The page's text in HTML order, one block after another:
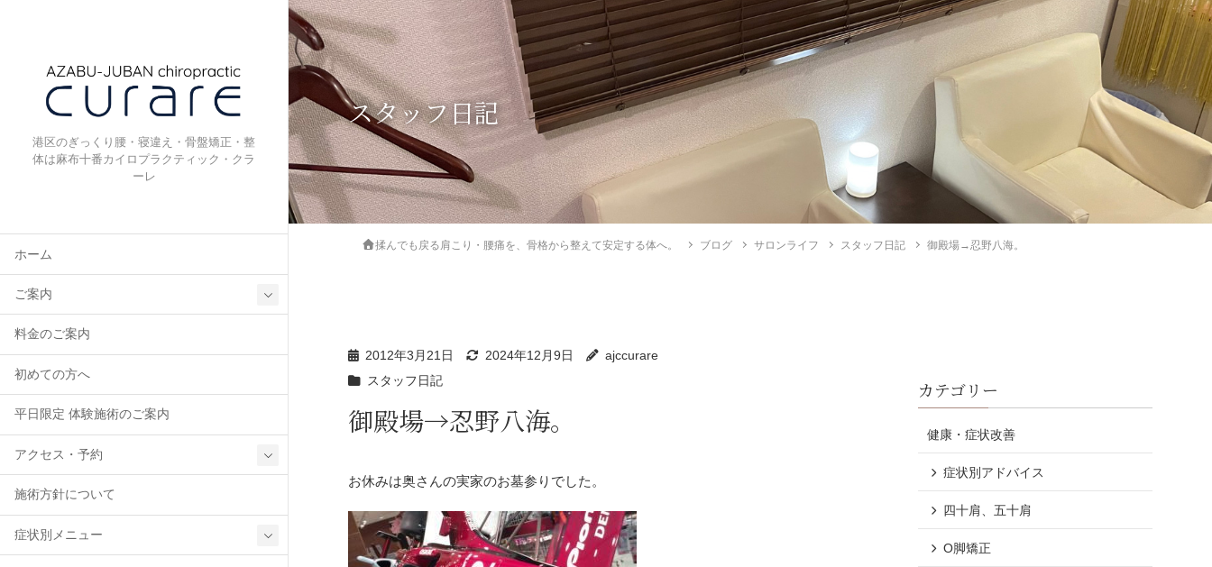
港区のぎっくり腰・寝違え・骨盤矯正・整
体は麻布十番カイロプラクティック・クラ
ーレ
ホーム
ご案内
料金のご案内
初めての方へ
平日限定 体験施術のご案内
アクセス・予約
施術方針について
症状別メニュー
スタッフ日記
揉んでも戻る肩こり・腰痛を、骨格から整えて安定する体へ。 ブログ サロンライフ スタッフ日記 御殿場→忍野八海。
2012年3月21日 2024年12月9日
ajccurare
スタッフ日記
御殿場→忍野八海。
お休みは奥さんの実家のお墓参りでした。
カテゴリー
健康・症状改善
症状別アドバイス
四十肩、五十肩
O脚矯正